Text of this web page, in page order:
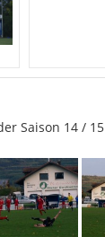
Saison 14 / 15